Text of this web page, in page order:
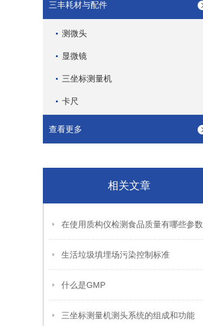
三丰耗材与配件
测微头
显微镜
三坐标测量机
卡尺
查看更多
相关文章
在使用质构仪检测食品质量有哪些参数
生活垃圾填埋场污染控制标准
什么是GMP
三坐标测量机测头系统的组成和功能